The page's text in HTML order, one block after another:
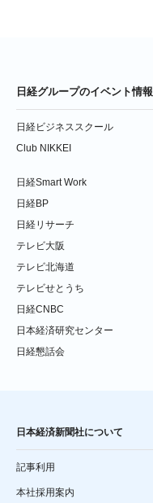
日経グループのイベント情報
日経ビジネススクール
Club NIKKEI
日経Smart Work
日経BP
日経リサーチ
テレビ大阪
テレビ北海道
テレビせとうち
日経CNBC
日本経済研究センター
日経懇話会
日本経済新聞社について
記事利用
本社採用案内